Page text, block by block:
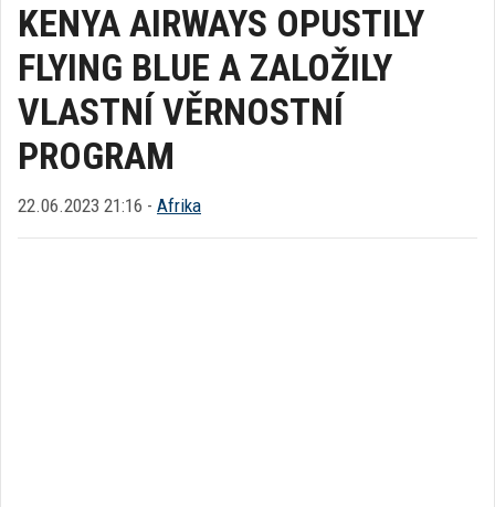
KENYA AIRWAYS OPUSTILY
FLYING BLUE A ZALOŽILY
VLASTNÍ VĚRNOSTNÍ
PROGRAM
22.06.2023 21:16 - Afrika